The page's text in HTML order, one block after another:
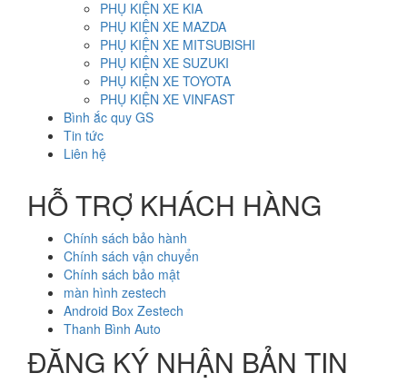
PHỤ KIỆN XE KIA
PHỤ KIỆN XE MAZDA
PHỤ KIỆN XE MITSUBISHI
PHỤ KIỆN XE SUZUKI
PHỤ KIỆN XE TOYOTA
PHỤ KIỆN XE VINFAST
Bình ắc quy GS
Tin tức
Liên hệ
HỖ TRỢ KHÁCH HÀNG
Chính sách bảo hành
Chính sách vận chuyển
Chính sách bảo mật
màn hình zestech
Android Box Zestech
Thanh Bình Auto
ĐĂNG KÝ NHẬN BẢN TIN